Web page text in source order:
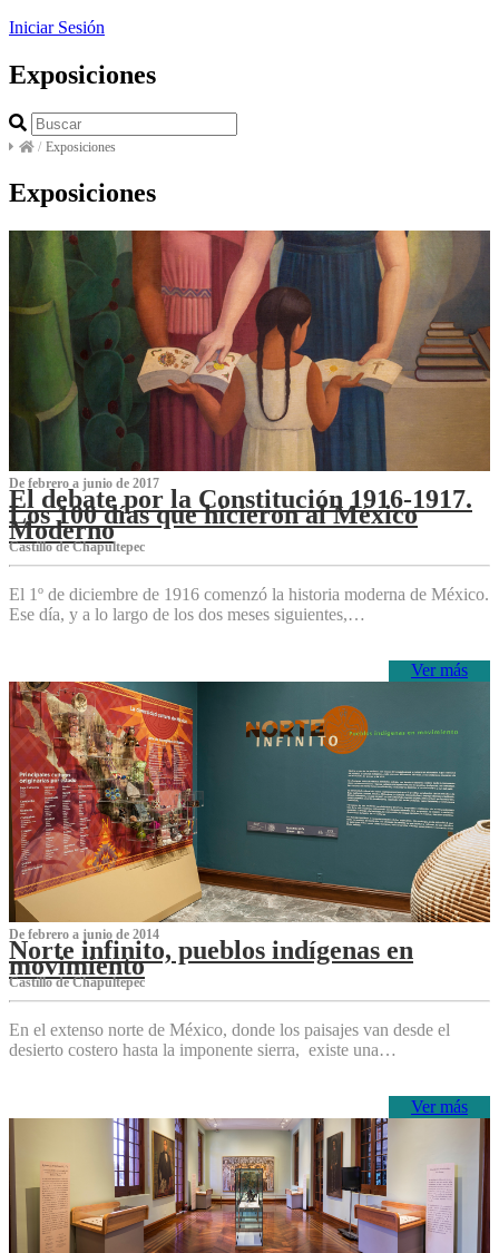
Iniciar Sesión
Exposiciones
/ Exposiciones
Exposiciones
De febrero a junio de 2017
El debate por la Constitución 1916-1917.
Los 100 días que hicieron al México
Moderno
Castillo de Chapultepec
El 1º de diciembre de 1916 comenzó la historia moderna de México.
Ese día, y a lo largo de los dos meses siguientes,…
Ver más
De febrero a junio de 2014
Norte infinito, pueblos indígenas en
movimiento
Castillo de Chapultepec
En el extenso norte de México, donde los paisajes van desde el
desierto costero hasta la imponente sierra, existe una…
Ver más